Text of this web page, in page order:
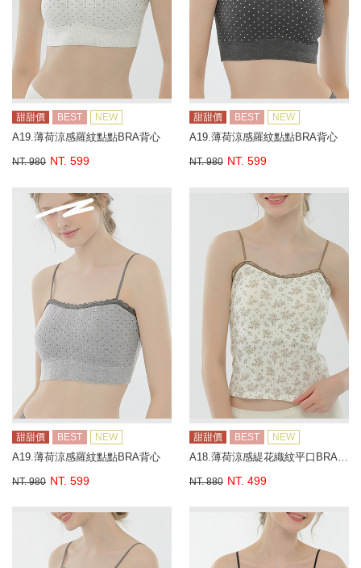
甜甜價 BEST NEW
A19.薄荷涼感羅紋點點BRA背心
NT. 980 NT. 599
甜甜價 BEST NEW
A19.薄荷涼感羅紋點點BRA背心
NT. 980 NT. 599
甜甜價 BEST NEW
A19.薄荷涼感羅紋點點BRA背心
NT. 980 NT. 599
甜甜價 BEST NEW
NT. 880 NT. 499